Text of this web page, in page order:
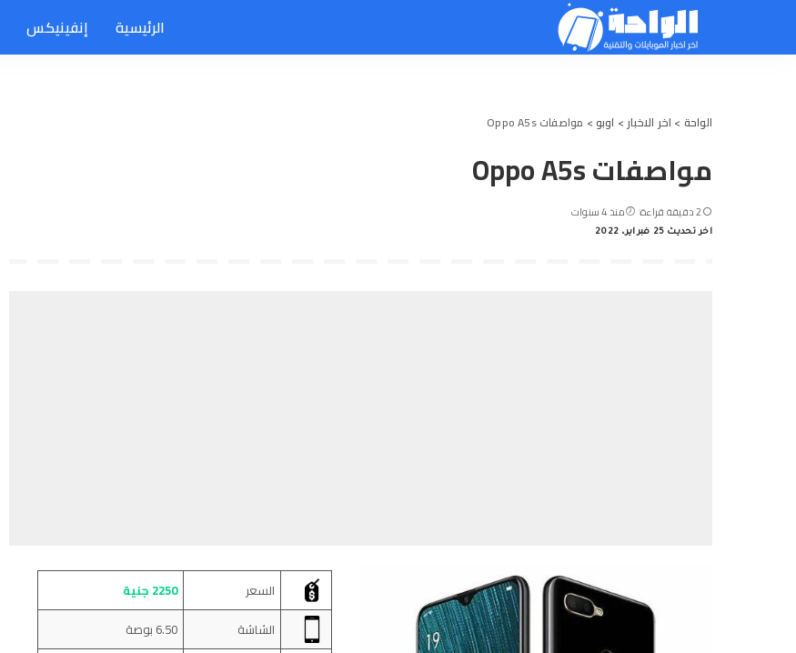
الرئيسية إنفينيكس
الواحة > اخر الاخبار > اوبو > مواصفات Oppo A5s
مواصفات Oppo A5s
2 دقيقة قراءة منذ 4 سنوات
اخر تحديث 25 فبراير، 2022
السعر
2250 جنية
الشاشة
6.50 بوصة